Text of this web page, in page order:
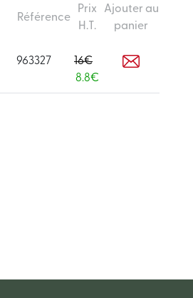
Référence
Prix
H.T.
Ajouter au
panier
963327
16€
8.8€